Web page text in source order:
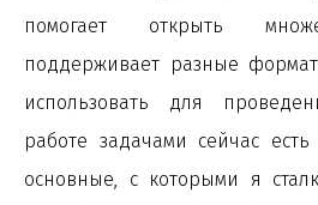
помогает открыть
поддерживает разные
использовать для
работе задачами сейчас
основные, с которыми я